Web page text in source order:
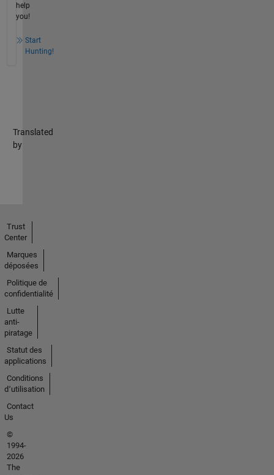
help
you!
Start
Hunting!
Translated
by
Trust
Center
Marques
déposées
Politique de
confidentialité
Lutte
anti-
piratage
Statut des
applications
Conditions
d՚utilisation
Contact
Us
©
1994-
2026
The